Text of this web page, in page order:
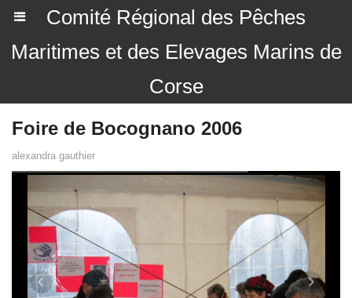
Comité Régional des Pêches
Maritimes et des Elevages Marins de
Corse
Foire de Bocognano 2006
alexandra gauthier